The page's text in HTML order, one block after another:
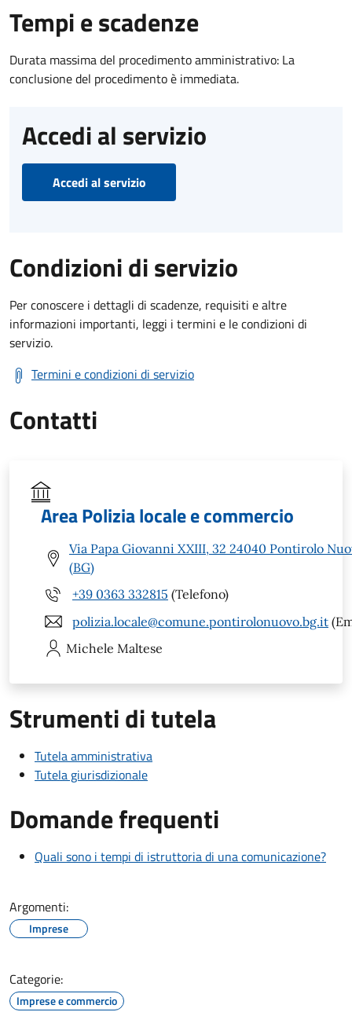
Tempi e scadenze
Durata massima del procedimento amministrativo: La
conclusione del procedimento è immediata.
Accedi al servizio
Accedi al servizio
Condizioni di servizio
Per conoscere i dettagli di scadenze, requisiti e altre
informazioni importanti, leggi i termini e le condizioni di
servizio.
Termini e condizioni di servizio
Contatti
Area Polizia locale e commercio
Via Papa Giovanni XXIII, 32 24040 Pontirolo
(BG)
+39 0363 332815 (Telefono)
polizia.locale@comune.pontirolonuovo.bg.it
Michele Maltese
Strumenti di tutela
Tutela amministrativa
Tutela giurisdizionale
Domande frequenti
Quali sono i tempi di istruttoria di una comunicazione?
Argomenti:
Imprese
Categorie:
Imprese e commercio